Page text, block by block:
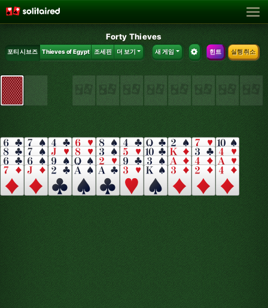
Forty Thieves
포티 시브즈 Thieves of Egypt 조세핀 더 보기 새 게임 힌트 실행 취소